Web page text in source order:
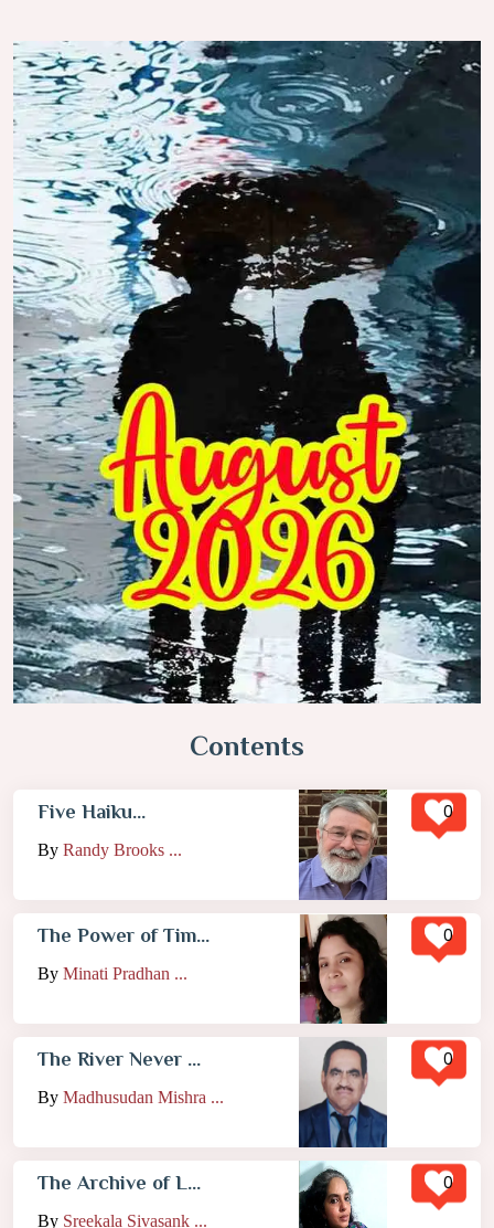
Contents
Five Haiku...
By Randy Brooks ...
0
The Power of Tim...
By Minati Pradhan ...
0
The River Never ...
By Madhusudan Mishra ...
0
The Archive of L...
By Sreekala Sivasank ...
0